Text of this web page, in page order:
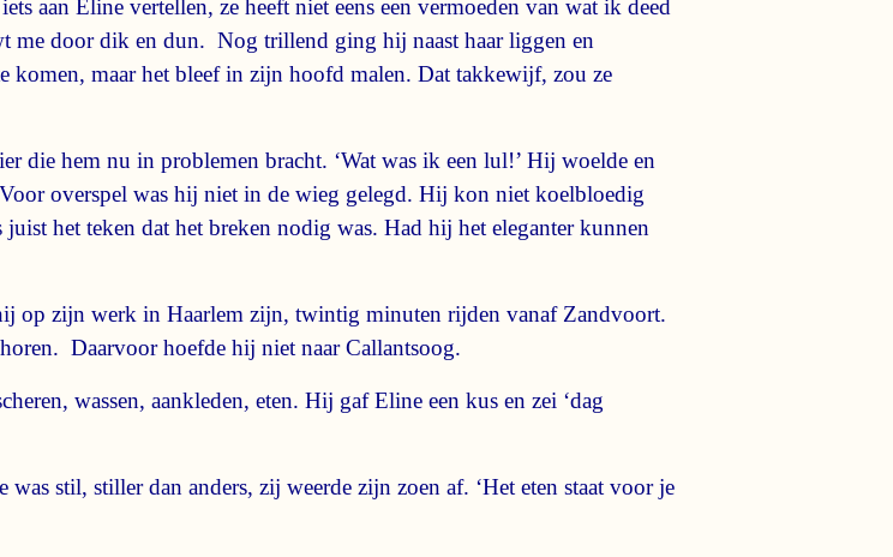
aan Eline vertellen, ze heeft niet eens een vermoeden van wat ik deed
me door dik en dun. Nog trillend ging hij naast haar liggen en
komen, maar het bleef in zijn hoofd malen. Dat takkewijf, zou ze
die hem nu in problemen bracht. ‘Wat was ik een lul!’ Hij woelde en
overspel was hij niet in de wieg gelegd. Hij kon niet koelbloedig
juist het teken dat het breken nodig was. Had hij het eleganter kunnen
op zijn werk in Haarlem zijn, twintig minuten rijden vanaf Zandvoort.
Daarvoor hoefde hij niet naar Callantsoog.
wassen, aankleden, eten. Hij gaf Eline een kus en zei ‘dag
stil, stiller dan anders, zij weerde zijn zoen af. ‘Het eten staat voor je